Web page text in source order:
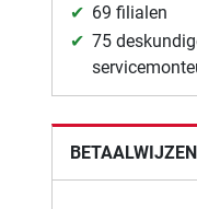
69 filialen
75
BETAALWIJZEN